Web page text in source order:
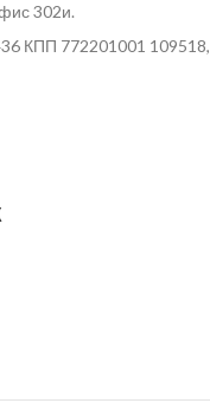
302и.
КПП 772201001 109518,